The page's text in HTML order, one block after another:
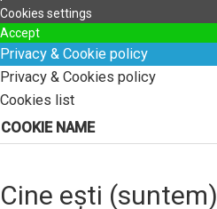
Cookies settings
Accept
Privacy & Cookie policy
Privacy & Cookies policy
Cookies list
COOKIE NAME
Cine ești (suntem)